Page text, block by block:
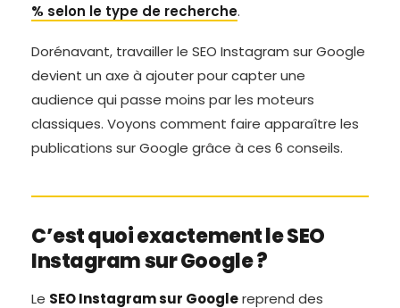
% selon le type de recherche.
Dorénavant, travailler le SEO Instagram sur Google
devient un axe à ajouter pour capter une
audience qui passe moins par les moteurs
classiques. Voyons comment faire apparaître les
publications sur Google grâce à ces 6 conseils.
C’est quoi exactement le SEO
Instagram sur Google ?
Le SEO Instagram sur Googlereprend des